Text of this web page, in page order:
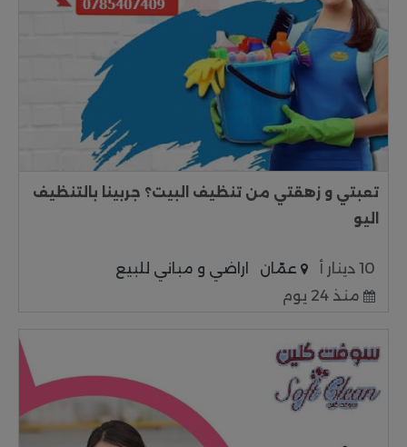
تعبتي و زهقتي من تنظيف البيت؟ جربينا بالتنظيف
اليو
10 دينار أ عمّان
اراضي و مباني للبيع
منذ 24 يوم